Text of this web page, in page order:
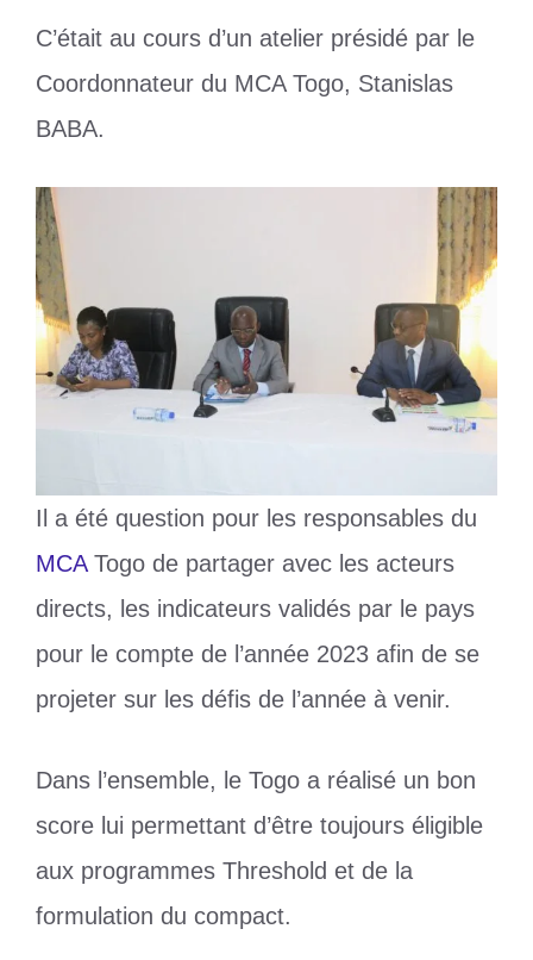
C’était au cours d’un atelier présidé par le
Coordonnateur du MCA Togo, Stanislas
BABA.
Il a été question pour les responsables du
MCATogo de partager avec les acteurs
directs, les indicateurs validés par le pays
pour le compte de l’année 2023 afin de se
projeter sur les défis de l’année à venir.
Dans l’ensemble, le Togo a réalisé un bon
score lui permettant d’être toujours éligible
aux programmes Threshold et de la
formulation du compact.